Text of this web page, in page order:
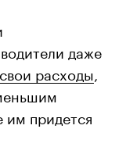
даже
расходы
им придется